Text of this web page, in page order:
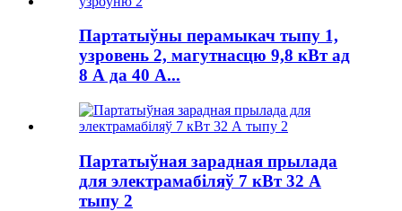
Партатыўны перамыкач тыпу 1,
узровень 2, магутнасцю 9,8 кВт ад
8 А да 40 А...
Партатыўная зарадная прылада
для электрамабіляў 7 кВт 32 А
тыпу 2